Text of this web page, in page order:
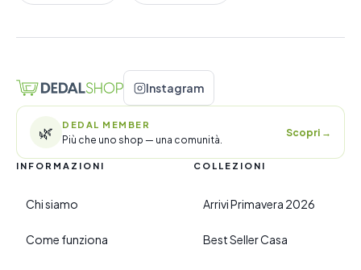
Instagram
🌿 DEDAL MEMBER
Più che uno shop — una comunità.
Scopri →
INFORMAZIONI
Chi siamo
Come funziona
COLLEZIONI
Arrivi Primavera 2026
Best Seller Casa